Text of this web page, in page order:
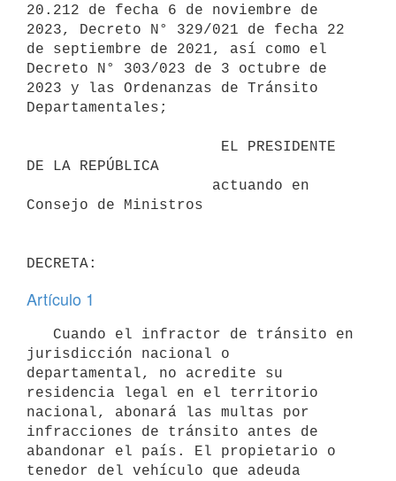
20.212 de fecha 6 de noviembre de
2023, Decreto N° 329/021 de fecha 22
de septiembre de 2021, así como el
Decreto N° 303/023 de 3 octubre de
2023 y las Ordenanzas de Tránsito
Departamentales;
DE LA REPÚBLICA
Consejo de Ministros
Artículo 1
jurisdicción nacional o
departamental, no acredite su
residencia legal en el territorio
nacional, abonará las multas por
infracciones de tránsito antes de
abandonar el país. El propietario o
tenedor del vehículo que adeuda